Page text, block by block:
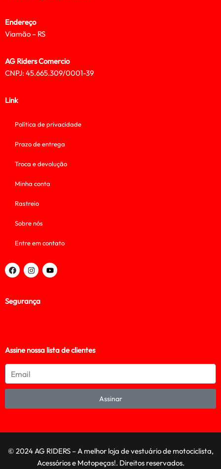
Endereço
Viamão – RS
AG Riders Comercio
CNPJ: 45.665.309/0001-39
Link
Política de privacidade
Prazo de entrega
Troca e devolução
Minha conta
Rastreio
Sobre nós
Entre em contato
Segurança
Assine nossa lista de clientes
Assinar
© 2024 AG RIDERS – A melhor loja de vestuário de motociclista,
Acessórios e Motopeças!. Direitos reservados.